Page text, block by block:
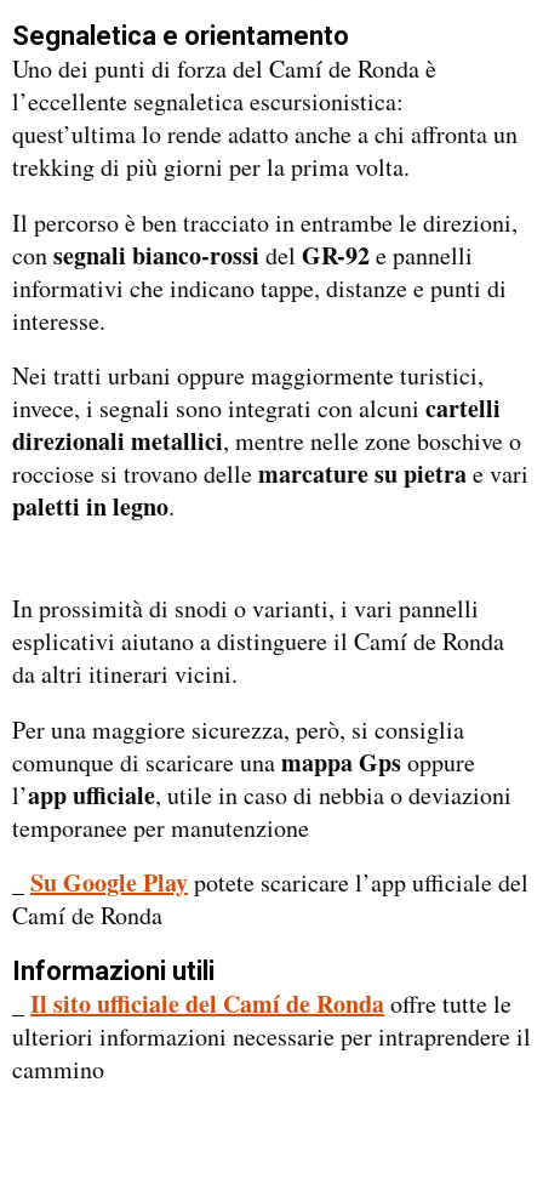
Segnaletica e orientamento
Uno dei punti di forza del Camí de Ronda è
l’eccellente segnaletica escursionistica:
quest’ultima lo rende adatto anche a chi affronta un
trekking di più giorni per la prima volta.
Il percorso è ben tracciato in entrambe le direzioni,
consegnali bianco-rossi del GR-92e pannelli
informativi che indicano tappe, distanze e punti di
interesse.
Nei tratti urbani oppure maggiormente turistici,
invece, i segnali sono integrati con alcuni cartelli
direzionali metallici, mentre nelle zone boschive o
rocciose si trovano dellemarcature su pietrae vari
paletti in legno.
In prossimità di snodi o varianti, i vari pannelli
esplicativi aiutano a distinguere il Camí de Ronda
da altri itinerari vicini.
Per una maggiore sicurezza, però, si consiglia
comunque di scaricare unamappa Gpsoppure
l’app ufficiale, utile in caso di nebbia o deviazioni
temporanee per manutenzione
Su Google Playpotete scaricare l’app ufficiale del
Camí de Ronda
Informazioni utili
Il sito ufficiale del Camí de Rondaoffre tutte le
ulteriori informazioni necessarie per intraprendere il
cammino